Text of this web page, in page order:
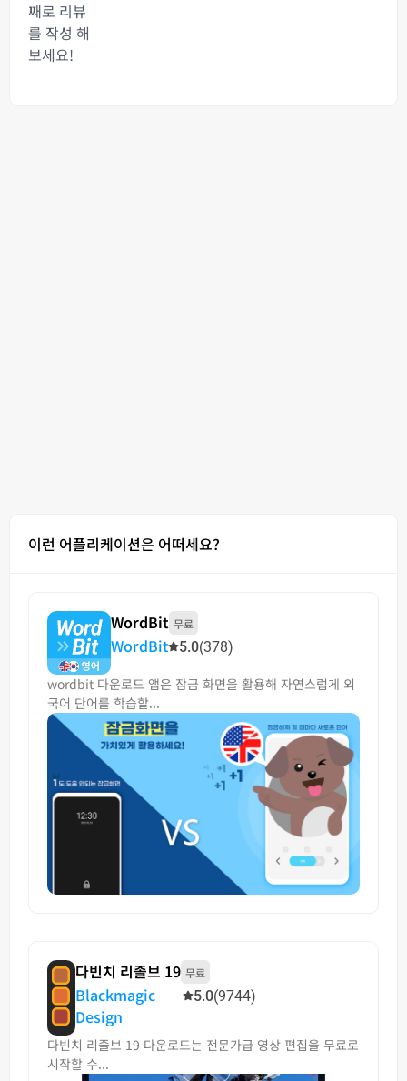
째로 리뷰
를 작성 해
보세요!
이런 어플리케이션은 어떠세요?
WordBit 무료
WordBit 5.0(378)
wordbit 다운로드 앱은 잠금 화면을 활용해 자연스럽게 외
국어 단어를 학습할...
다빈치 리졸브 19 무료
Blackmagic
Design
5.0(9744)
다빈치 리졸브 19 다운로드는 전문가급 영상 편집을 무료로
시작할 수...